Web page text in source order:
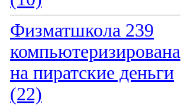
Физматшкола 239
компьютеризирована
на пиратские деньги
(22)